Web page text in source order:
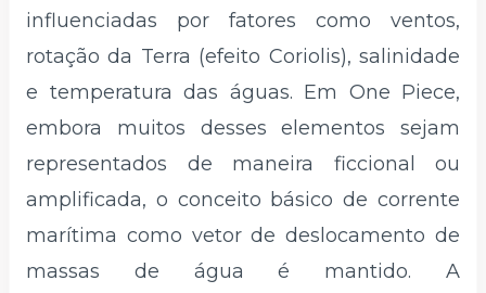
influenciadas por fatores como ventos,
rotação da Terra (efeito Coriolis), salinidade
e temperatura das águas. Em One Piece,
embora muitos desses elementos sejam
representados de maneira ficcional ou
amplificada, o conceito básico de corrente
marítima como vetor de deslocamento de
massas de água é mantido. A